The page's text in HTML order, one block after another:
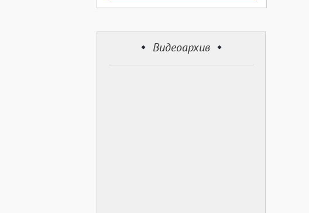
Видеоархив